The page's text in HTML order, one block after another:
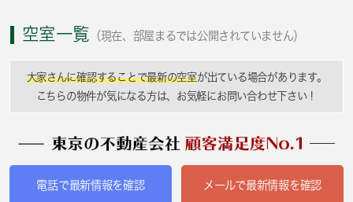
空室一覧 （現在、部屋まるでは公開されていません）
大家さんに確認することで最新の空室が出ている場合があります。
こちらの物件が気になる方は、お気軽にお問い合わせ下さい！
電話で最新情報を確認 メールで最新情報を確認